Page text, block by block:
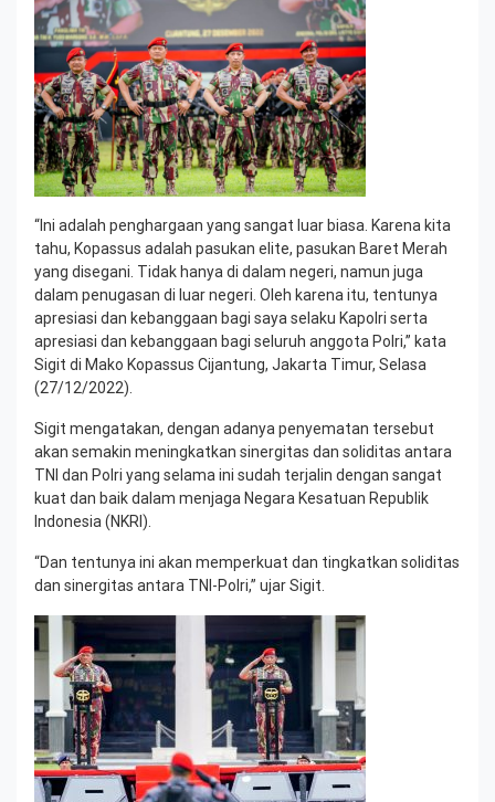
“Ini adalah penghargaan yang sangat luar biasa. Karena kita
tahu, Kopassus adalah pasukan elite, pasukan Baret Merah
yang disegani. Tidak hanya di dalam negeri, namun juga
dalam penugasan di luar negeri. Oleh karena itu, tentunya
apresiasi dan kebanggaan bagi saya selaku Kapolri serta
apresiasi dan kebanggaan bagi seluruh anggota Polri,” kata
Sigit di Mako Kopassus Cijantung, Jakarta Timur, Selasa
(27/12/2022).
Sigit mengatakan, dengan adanya penyematan tersebut
akan semakin meningkatkan sinergitas dan soliditas antara
TNI dan Polri yang selama ini sudah terjalin dengan sangat
kuat dan baik dalam menjaga Negara Kesatuan Republik
Indonesia (NKRI).
“Dan tentunya ini akan memperkuat dan tingkatkan soliditas
dan sinergitas antara TNI-Polri,” ujar Sigit.